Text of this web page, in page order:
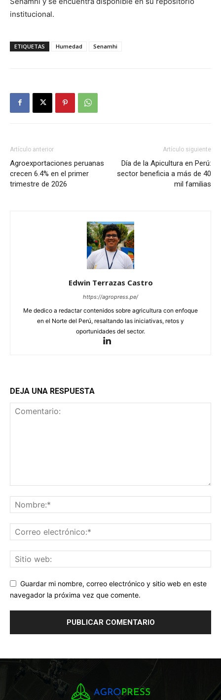
institucional.
ETIQUETAS Humedad Senamhi
Artículo anterior
Agroexportaciones peruanas
crecen 6.4% en el primer
trimestre de 2026
Artículo siguiente
Día de la Apicultura en Perú:
sector beneficia a más de 40
mil familias
Edwin Terrazas Castro
https://agropress.pe/
Me dedico a redactar contenidos sobre agricultura con enfoque
en el Norte del Perú, resaltando las iniciativas, retos y
oportunidades del sector.
DEJA UNA RESPUESTA
Guardar mi nombre, correo electrónico y sitio web en este
navegador la próxima vez que comente.